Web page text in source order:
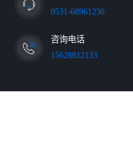
0531-68961230
咨询电话
15628812133